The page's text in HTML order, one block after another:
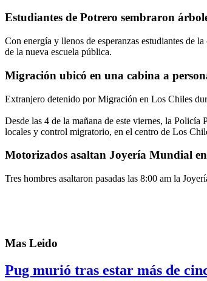
Estudiantes de Potrero sembraron
Con energía y llenos de esperanzas estudiantes de
de la nueva escuela pública.
Migración ubicó en una cabina a
Extranjero detenido por Migración en Los Chiles
Desde las 4 de la mañana de este viernes, la
locales y control migratorio, en el centro de Los
Motorizados asaltan Joyería Mundial
Tres hombres asaltaron pasadas las 8:00 am la
Mas Leido
Pug murió tras estar más de